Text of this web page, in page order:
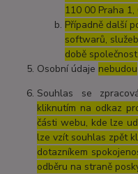
110 00 Praha 1,
Případně další
softwarů,
době
Osobní údaje nebudou
Souhlas se
kliknutím na odkaz
části webu, kde lze
lze vzít souhlas zpět
dotazníkem
odběru na straně